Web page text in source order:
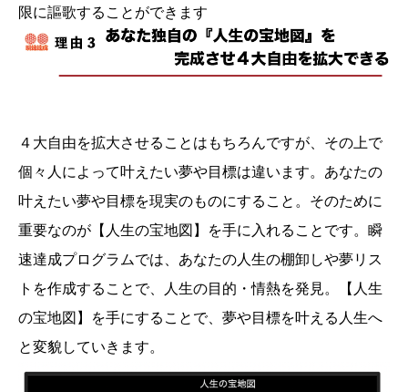
限に謳歌することができます
４大自由を拡大させることはもちろんですが、その上で
個々人によって叶えたい夢や目標は違います。あなたの
叶えたい夢や目標を現実のものにすること。そのために
重要なのが【人生の宝地図】を手に入れることです。瞬
速達成プログラムでは、あなたの人生の棚卸しや夢リス
トを作成することで、人生の目的・情熱を発見。【人生
の宝地図】を手にすることで、夢や目標を叶える人生へ
と変貌していきます。